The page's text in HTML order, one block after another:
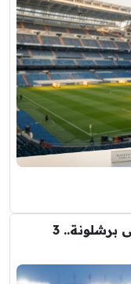
عاجل : رودري يوافق على الانتقال الى برشلونة.. 3